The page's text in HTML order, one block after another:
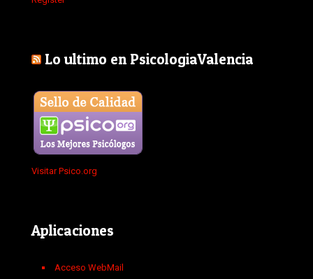
Lo ultimo en PsicologiaValencia
Visitar Psico.org
Aplicaciones
Acceso WebMail